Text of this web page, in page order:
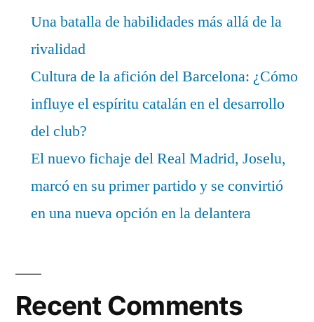
Una batalla de habilidades más allá de la
rivalidad
Cultura de la afición del Barcelona: ¿Cómo
influye el espíritu catalán en el desarrollo
del club?
El nuevo fichaje del Real Madrid, Joselu,
marcó en su primer partido y se convirtió
en una nueva opción en la delantera
Recent Comments